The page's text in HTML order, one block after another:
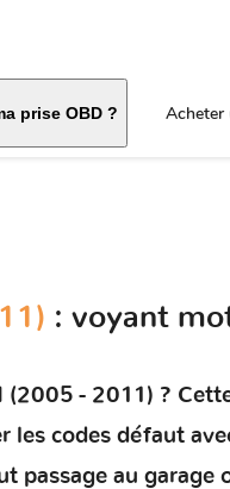
prise OBD ? Acheter
: voyant
(2005 - 2011) ?
les codes défaut
au garage